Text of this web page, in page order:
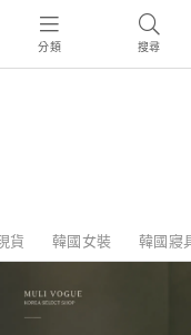
分類 搜尋
貨 韓國女裝 韓國寢